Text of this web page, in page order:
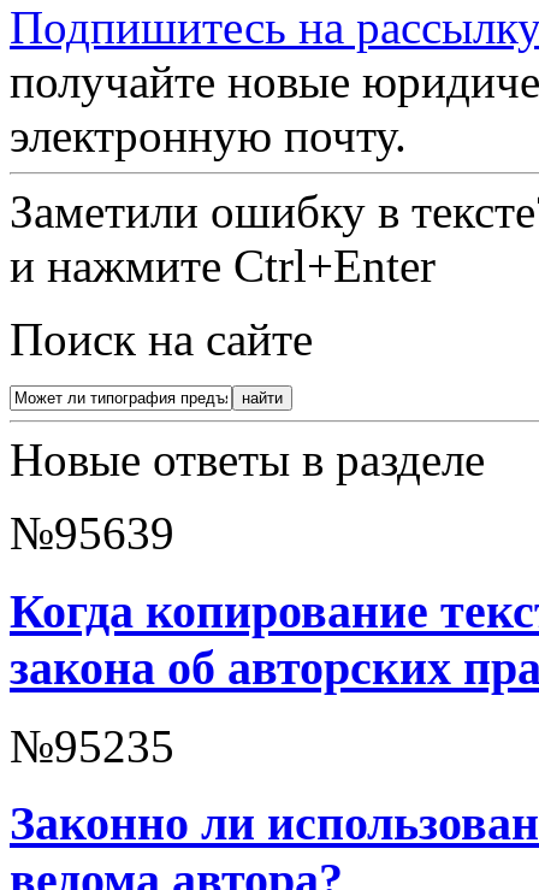
Подпишитесь на
получайте новые
электронную почту.
Заметили ошибку в
и нажмите Ctrl+Enter
Поиск на сайте
Новые ответы в разделе
№95639
Когда копирование
закона об авторских
№95235
Законно ли